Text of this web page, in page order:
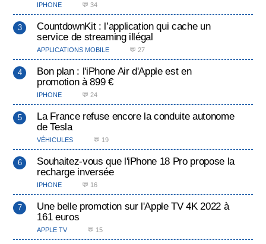
IPHONE 💬 34
CountdownKit : l’application qui cache un
service de streaming illégal
APPLICATIONS MOBILE 💬 27
Bon plan : l'iPhone Air d'Apple est en
promotion à 899 €
IPHONE 💬 24
La France refuse encore la conduite autonome
de Tesla
VÉHICULES 💬 19
Souhaitez-vous que l'iPhone 18 Pro propose la
recharge inversée
IPHONE 💬 16
Une belle promotion sur l'Apple TV 4K 2022 à
161 euros
APPLE TV 💬 15